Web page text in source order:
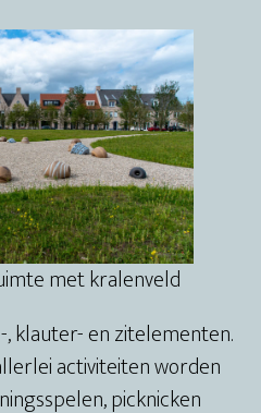
met kralenveld
, klauter- en zitelementen.
activiteiten worden
picknicken